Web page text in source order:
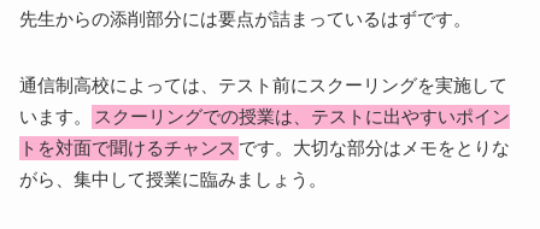
先生からの添削部分には要点が詰まっているはずです。
通信制高校によっては、テスト前にスクーリングを実施して
います。
スクーリングでの授業は、テストに出やすいポイン
トを対面で聞けるチャンス です。大切な部分はメモをとりな
がら、集中して授業に臨みましょう。